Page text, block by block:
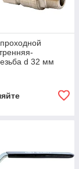
d 32 мм